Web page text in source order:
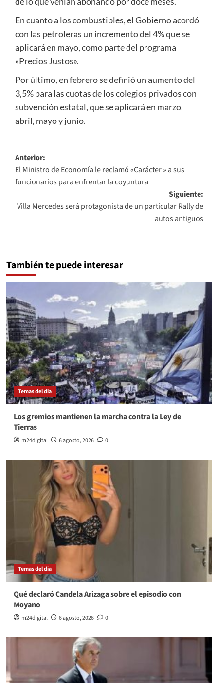
En cuanto a los combustibles, el Gobierno acordó
con las petroleras un incremento del 4% que se
aplicará en mayo, como parte del programa
«Precios Justos».
Por último, en febrero se definió un aumento del
3,5% para las cuotas de los colegios privados con
subvención estatal, que se aplicará en marzo,
abril, mayo y junio.
Navegación
de
entradas
Anterior:
El Ministro de Economía le reclamó «Carácter » a sus
funcionarios para enfrentar la coyuntura
Siguiente:
Villa Mercedes será protagonista de un particular Rally de
autos antiguos
También te puede interesar
Temas del dia
Los gremios mantienen la marcha contra la Ley de
Tierras
m24digital 6 agosto, 2026 0
Temas del dia
Qué declaró Candela Arizaga sobre el episodio con
Moyano
m24digital 6 agosto, 2026 0